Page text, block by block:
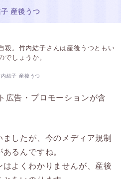
産後うつ
殺。竹内結子さんは産後うつともい
でしょうか。
内結子 産後うつ
広告・プロモーションが含
したが、今のメディア規制
るんですね。
よくわかりませんが、産後